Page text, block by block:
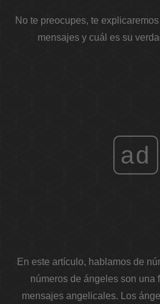
No te preocupes, te
mensajes y cuál es su
ad
En este artículo, hablamos de
números de ángeles son una
mensajes angelicales. Los